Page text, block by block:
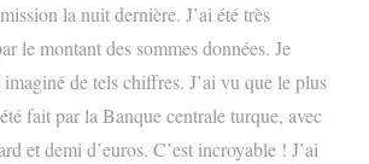
la nuit dernière. J’ai été très
le montant des sommes données. Je
imaginé de tels chiffres. J’ai vu que le plus
fait par la Banque centrale turque, avec
et demi d’euros. C’est incroyable ! J’ai